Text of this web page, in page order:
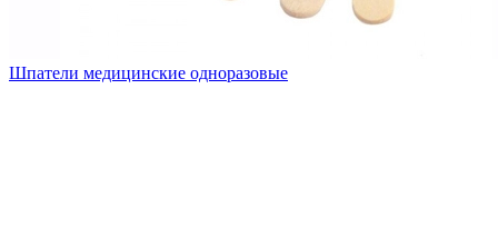
Шпатели медицинские одноразовые